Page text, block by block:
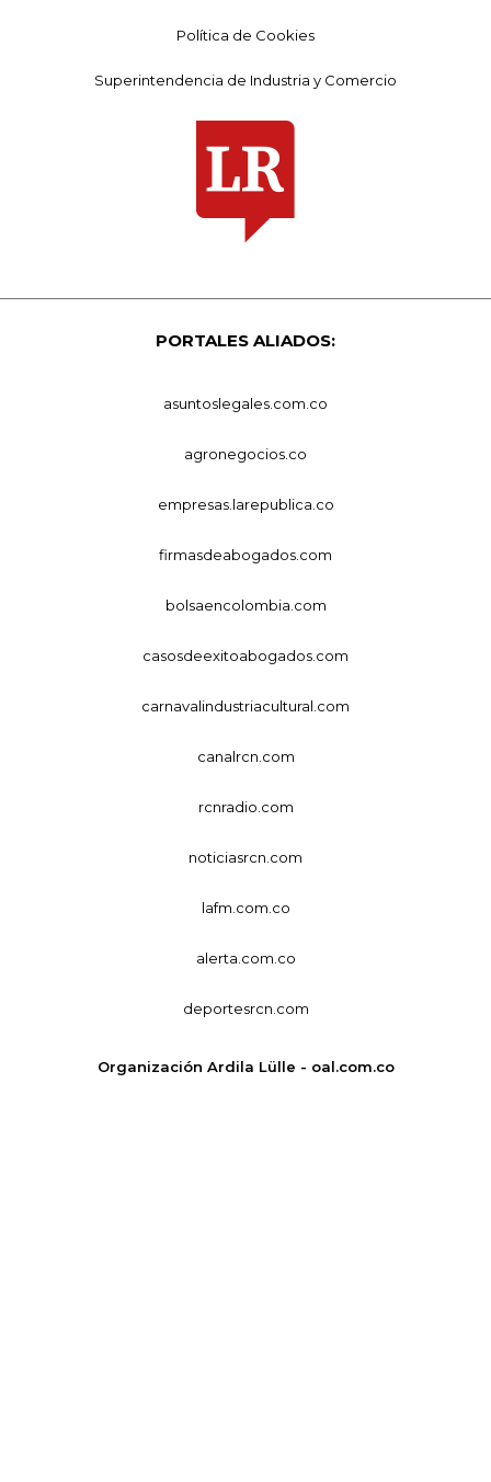
Política de Cookies
Superintendencia de Industria y Comercio
PORTALES ALIADOS:
asuntoslegales.com.co
agronegocios.co
empresas.larepublica.co
firmasdeabogados.com
bolsaencolombia.com
casosdeexitoabogados.com
carnavalindustriacultural.com
canalrcn.com
rcnradio.com
noticiasrcn.com
lafm.com.co
alerta.com.co
deportesrcn.com
Organización Ardila Lülle - oal.com.co